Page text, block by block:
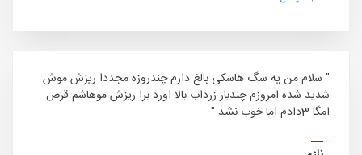
" سلام من یه سگ هاسکی بالغ دارم چندروزه مجددا ریزش موش
شدید شده امروزم چندبار زرداب بالا اورد برا ریزش موهاشم قرص
امگا 3دادم اما خوب نشد "